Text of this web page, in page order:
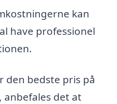
kan
have professionel
den bedste pris på
anbefales det at